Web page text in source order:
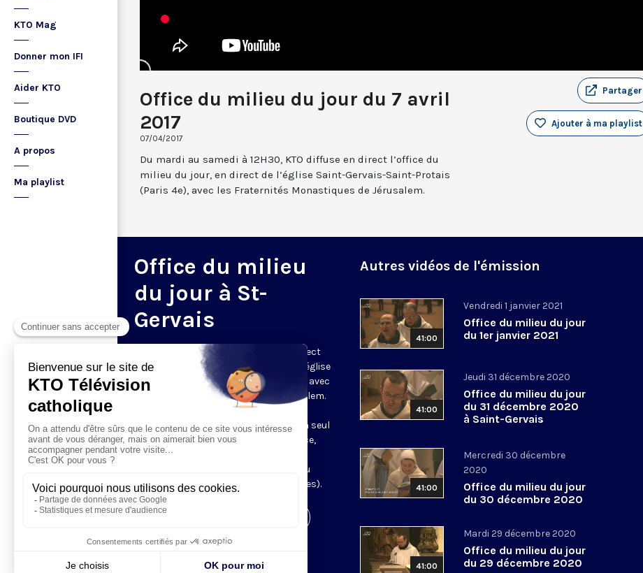
KTO Mag
Donner mon IFI
Aider KTO
Boutique DVD
A propos
Ma playlist
Office du milieu du jour du 7 avril
2017
07/04/2017
Partager
Ajouter à ma playlist
Du mardi au samedi à 12H30, KTO diffuse en direct l’office du
milieu du jour, en direct de l’église Saint-Gervais-Saint-Protais
(Paris 4e), avec les Fraternités Monastiques de Jérusalem.
Office du milieu
du jour à St-
Gervais
Du mardi au samedi, KTO diffuse en direct
l’office du milieu du jour, en direct de l’église
Saint-Gervais-Saint-Protais (Paris 4e), avec
les Fraternités Monastiques de Jérusalem.
L’Office du Milieu du Jour regroupe, en
particulier, «au milieu du jour» et en un seul
office, les heures monastiques de Tierce,
Sexte et None. Il permet à l’Église de
retrouver son Seigneur entre l’office du
matin (Laudes) et l’office du soir (Vêpres).
Autres vidéos de l'émission
41:00
Vendredi 1 janvier 2021
Office du milieu du jour
du 1er janvier 2021
41:00
Jeudi 31 décembre 2020
Office du milieu du jour
du 31 décembre 2020
à Saint-Gervais
41:00
Mercredi 30 décembre
2020
Office du milieu du jour
du 30 décembre 2020
41:00
Mardi 29 décembre 2020
Office du milieu du jour
du 29 décembre 2020